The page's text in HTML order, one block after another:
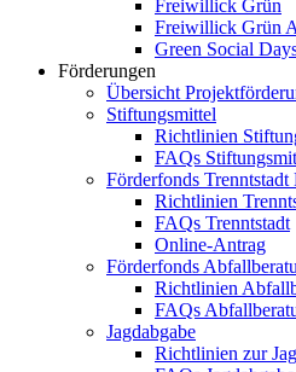
Freiwillick Grün
Freiwillick Grün
Green Social
Förderungen
Übersicht
Stiftungsmittel
Richtlinien
FAQs
Förderfonds Trenntstadt
Richtlinien
FAQs Trenntstadt
Online-Antrag
Förderfonds
Richtlinien
FAQs
Jagdabgabe
Richtlinien zur